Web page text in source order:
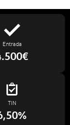
Entrada
TIN